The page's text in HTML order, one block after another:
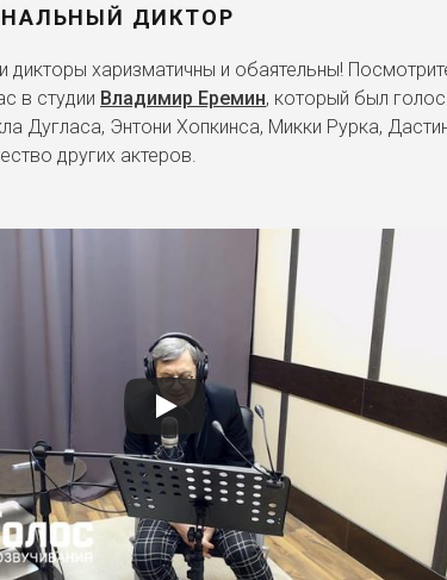
ДИКТОР
дикторы харизматичны и обаятельны!
в студии Владимир Еремин, который был
Дугласа, Энтони Хопкинса, Микки Рурка,
других актеров.